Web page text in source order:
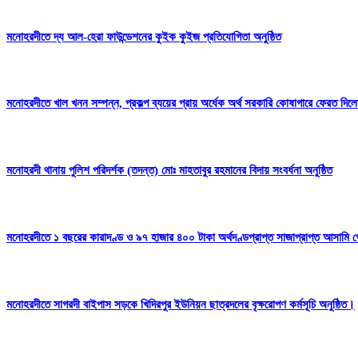
মনোহরদীতে দ্য আল-হেরা ফাউন্ডেশনের কুইক কুইজ প্রতিযোগিতা অনুষ্ঠিত
মনোহরদীতে খাল খনন সম্পন্ন, প্রকল্প ব্যয়ের প্রায় অর্ধেক অর্থ সরকারি কোষাগারে ফেরত
মনোহরদী থানায় পুলিশ পরিদর্শক (তদন্ত) মোঃ মাহতাবুর রহমানের বিদায় সংবর্ধনা অনুষ্ঠিত
মনোহরদীতে ১ বছরের কারাদণ্ড ও ৯৭ হাজার ৪০০ টাকা অর্থদণ্ডপ্রাপ্ত সাজাপ্রাপ্ত আসামি
মনোহরদীতে সাগরদী বাইপাস সড়কে খিদিরপুর ইউনিয়ন ছাত্রদলের বৃক্ষরোপণ কর্মসূচি অনুষ্ঠিত।